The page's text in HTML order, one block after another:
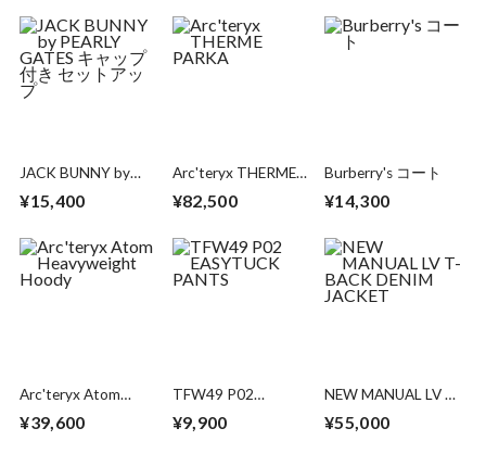
JACK BUNNY by
ップ付き セットア
¥15,400
Arc'teryx THERME
¥82,500
Burberry's コート
¥14,300
Arc'teryx Atom
¥39,600
TFW49 P02
¥9,900
NEW MANUAL LV T-
JACKET
¥55,000